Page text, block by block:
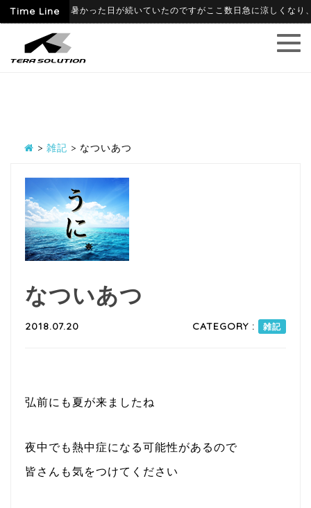
Time Line
6月に入って暑かった日が続いていたのですがここ数日急に涼しくなり
> 雑記 > なついあつ
なついあつ
2018.07.20 CATEGORY : 雑記
弘前にも夏が来ましたね
夜中でも熱中症になる可能性があるので
皆さんも気をつけてください